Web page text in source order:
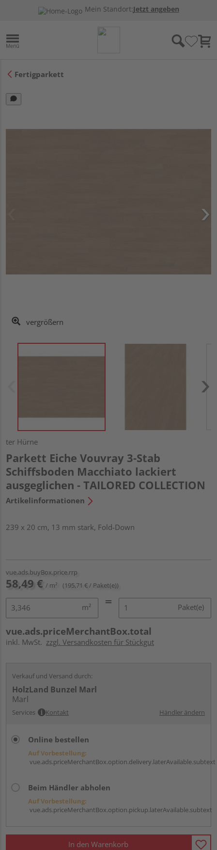
Mein Standort:Jetzt angeben
Fertigparkett
vergrößern
ter Hürne
Parkett Eiche Vouvray 3-Stab
Schiffsboden Macchiato lackiert
ausgeglichen - TAILORED COLLECTION
Artikelinformationen
239 x 20 cm, 13 mm stark, Fold-Down
vue.ads.buyBox.price.rrp
58,49 € / m² (195,71 € / Paket(e))
m² Paket(e)
vue.ads.priceMerchantBox.total
inkl. MwSt. zzgl. Versandkosten für Stückgut
Verkauf und Versand durch:
HolzLand Bunzel Marl
Marl
Services Kontakt Händler ändern
Online bestellen
Auf Vorbestellung:
vue.ads.priceMerchantBox.option.delivery.laterAvailable.subtext
Beim Händler abholen
Auf Vorbestellung:
vue.ads.priceMerchantBox.option.pickup.laterAvailable.subtext
In den Warenkorb